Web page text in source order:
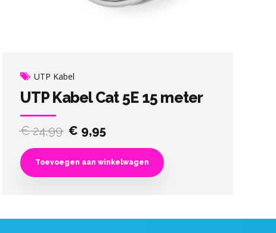
UTP Kabel
UTP Kabel Cat 5E 15 meter
€24,99 Original
was:
€ 9,95Current
is:
Toevoegen aan winkelwagen